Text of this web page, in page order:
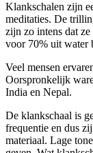
Klankschalen zijn
meditaties. De
zijn zo intens dat
voor 70% uit water
Veel mensen
Oorspronkelijk
India en Nepal.
De klankschaal is
frequentie en dus
materiaal. Lage